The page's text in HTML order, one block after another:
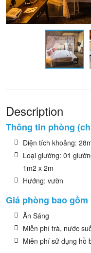
Description
Thông tin phòng
Diện tích khoảng:
Loại giường: 01
1m2 x 2m
Hướng: vườn
Giá phòng bao gồm
Ăn Sáng
Miễn phí trà, nước
Miễn phí sử dụng hồ